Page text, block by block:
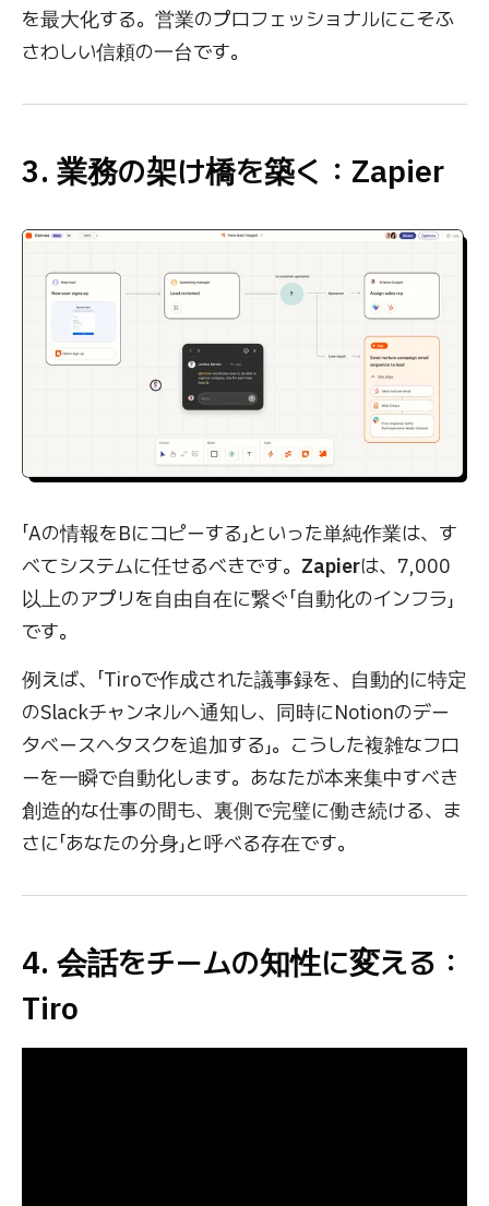
を最大化する。営業のプロフェッショナルにこそふ
さわしい信頼の一台です。
3. 業務の架け橋を築く：Zapier
「Aの情報をBにコピーする」といった単純作業は、す
べてシステムに任せるべきです。 Zapierは、7,000
以上のアプリを自由自在に繋ぐ「自動化のインフラ」
です。
例えば、「Tiroで作成された議事録を、自動的に特定
のSlackチャンネルへ通知し、同時にNotionのデー
タベースへタスクを追加する」。こうした複雑なフロ
ーを一瞬で自動化します。あなたが本来集中すべき
創造的な仕事の間も、裏側で完璧に働き続ける、ま
さに「あなたの分身」と呼べる存在です。
4. 会話をチームの知性に変える：
Tiro